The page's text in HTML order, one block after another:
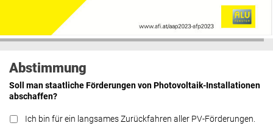
Abstimmung
Soll man staatliche Förderungen von Photovoltaik-Installationen
abschaffen?
Ich bin für ein langsames Zurückfahren aller PV-Förderungen.